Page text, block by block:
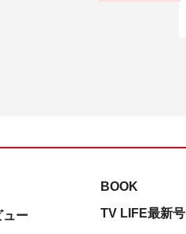
ュー
BOOK
TV LIFE最新号